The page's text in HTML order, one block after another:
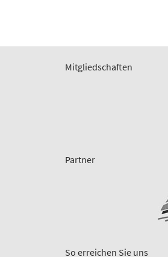
Mitgliedschaften
Partner
So erreichen Sie uns